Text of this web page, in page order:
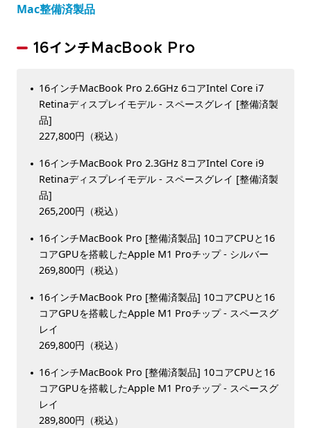
Mac整備済製品
16インチMacBook Pro
16インチMacBook Pro 2.6GHz 6コアIntel Core i7
Retinaディスプレイモデル - スペースグレイ [整備済製
品]
227,800円（税込）
16インチMacBook Pro 2.3GHz 8コアIntel Core i9
Retinaディスプレイモデル - スペースグレイ [整備済製
品]
265,200円（税込）
16インチMacBook Pro [整備済製品] 10コアCPUと16
コアGPUを搭載したApple M1 Proチップ - シルバー
269,800円（税込）
16インチMacBook Pro [整備済製品] 10コアCPUと16
コアGPUを搭載したApple M1 Proチップ - スペースグ
レイ
269,800円（税込）
16インチMacBook Pro [整備済製品] 10コアCPUと16
コアGPUを搭載したApple M1 Proチップ - スペースグ
レイ
289,800円（税込）